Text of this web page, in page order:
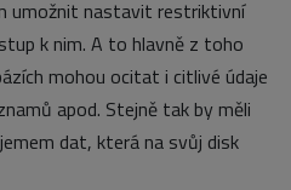
umožnit nastavit restriktivní
k nim. A to hlavně z toho
mohou ocitat i citlivé údaje
apod. Stejně tak by měli
dat, která na svůj disk